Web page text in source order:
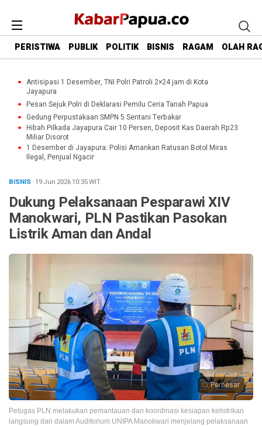
PERISTIWA PUBLIK POLITIK BISNIS RAGAM OLAH
Antisipasi 1 Desember, TNI Polri Patroli 2×24 jam di Kota
Jayapura
Pesan Sejuk Polri di Deklarasi Pemilu Ceria Tanah Papua
Gedung Perpustakaan SMPN 5 Sentani Terbakar
Hibah Pilkada Jayapura Cair 10 Persen, Deposit Kas Daerah Rp23
Miliar Disorot
1 Desember di Jayapura: Polisi Amankan Ratusan Botol Miras
Ilegal, Penjual Ngacir
BISNIS· 19 Jun 202610:35WIT
Dukung Pelaksanaan Pesparawi XIV
Manokwari, PLN Pastikan Pasokan
Listrik Aman dan Andal
Perbesar
Petugas PLN melakukan pemantauan dan koordinasi kesiapan kelistrikan
langsung dari dalam Auditorium UNIPA Manokwari menjelang pelaksanaan